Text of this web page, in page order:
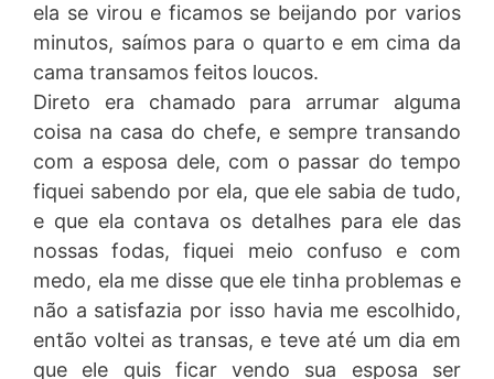
ela se virou e ficamos se beijando por varios
minutos, saímos para o quarto e em cima da
cama transamos feitos loucos.
Direto era chamado para arrumar alguma
coisa na casa do chefe, e sempre transando
com a esposa dele, com o passar do tempo
fiquei sabendo por ela, que ele sabia de tudo,
e que ela contava os detalhes para ele das
nossas fodas, fiquei meio confuso e com
medo, ela me disse que ele tinha problemas e
não a satisfazia por isso havia me escolhido,
então voltei as transas, e teve até um dia em
que ele quis ficar vendo sua esposa ser